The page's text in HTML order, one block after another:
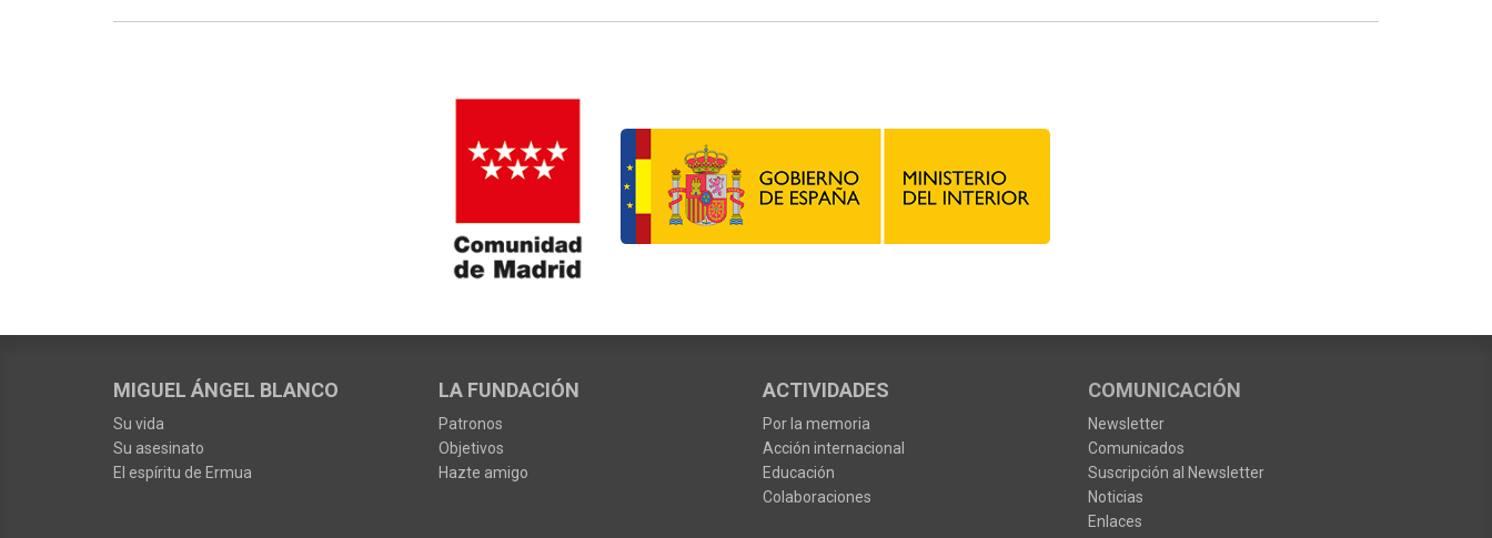
MIGUEL ÁNGEL BLANCO
Su vida
Su asesinato
El espíritu de Ermua
LA FUNDACIÓN
Patronos
Objetivos
Hazte amigo
ACTIVIDADES
Por la memoria
Acción internacional
Educación
Colaboraciones
COMUNICACIÓN
Newsletter
Comunicados
Suscripción al Newsletter
Noticias
Enlaces